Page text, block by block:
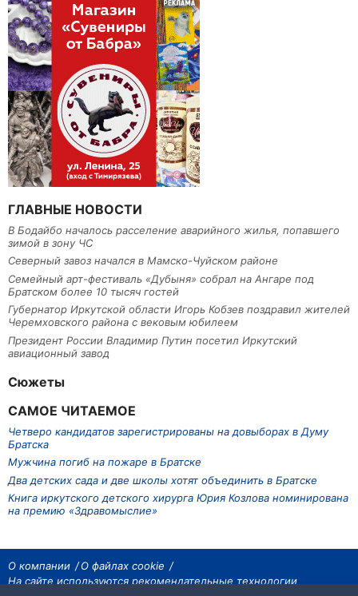
ГЛАВНЫЕ НОВОСТИ
В Бодайбо началось расселение аварийного жилья, попавшего
зимой в зону ЧС
Северный завоз начался в Мамско-Чуйском районе
Семейный арт-фестиваль «Дубыня» собрал на Ангаре под
Братском более 10 тысяч гостей
Губернатор Иркутской области Игорь Кобзев поздравил жителей
Черемховского района с вековым юбилеем
Президент России Владимир Путин посетил Иркутский
авиационный завод
Сюжеты
САМОЕ ЧИТАЕМОЕ
Четверо кандидатов зарегистрированы на довыборах в Думу
Братска
Мужчина погиб на пожаре в Братске
Два детских сада и две школы хотят объединить в Братске
Книга иркутского детского хирурга Юрия Козлова номинирована
на премию «Здравомыслие»
О компании
О файлах cookie
На сайте используются рекомендательные технологии